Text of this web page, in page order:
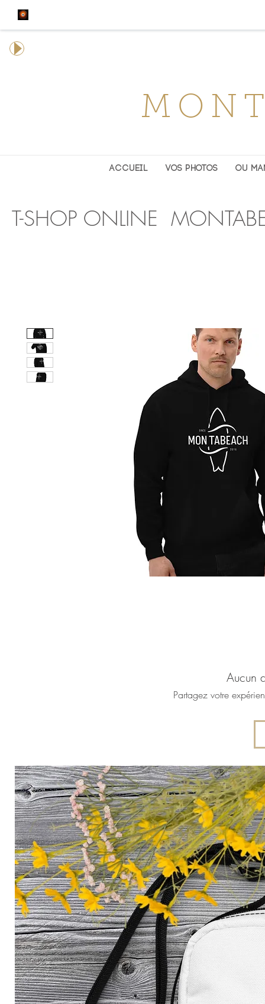
ACCUEIL VOS PHOTOS OU
T-SHOP ONLINE
Aucun
Partagez votre